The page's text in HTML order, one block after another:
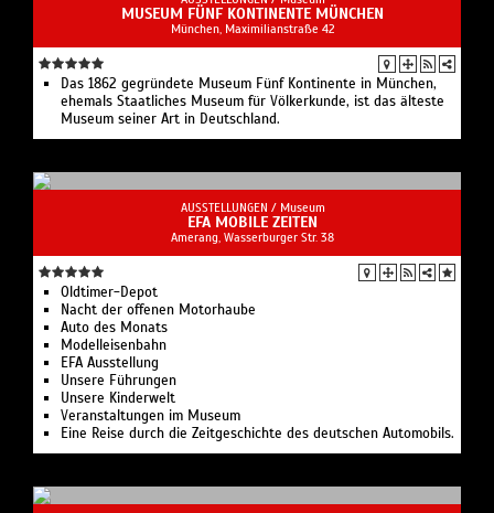
MUSEUM FÜNF KONTINENTE MÜNCHEN
München, Maximilianstraße 42
Das 1862 gegründete Museum Fünf Kontinente in München,
ehemals Staatliches Museum für Völkerkunde, ist das älteste
Museum seiner Art in Deutschland.
AUSSTELLUNGEN / Museum
EFA MOBILE ZEITEN
Amerang, Wasserburger Str. 38
Oldtimer-Depot
Nacht der offenen Motorhaube
Auto des Monats
Modelleisenbahn
EFA Ausstellung
Unsere Führungen
Unsere Kinderwelt
Veranstaltungen im Museum
Eine Reise durch die Zeitgeschichte des deutschen Automobils.